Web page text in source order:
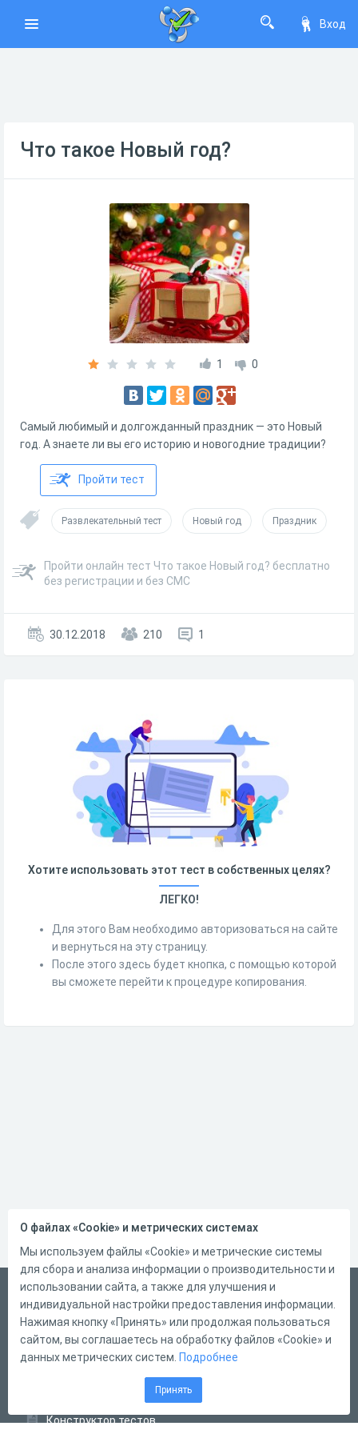
Вход
Что такое Новый год?
1 0
Самый любимый и долгожданный праздник — это Новый
год. А знаете ли вы его историю и новогодние традиции?
Пройти тест
Развлекательный тест Новый год Праздник
Пройти онлайн тест Что такое Новый год? бесплатно
без регистрации и без СМС
30.12.2018 210 1
Хотите использовать этот тест в собственных целях?
ЛЕГКО!
Для этого Вам необходимо авторизоваться на сайте
и вернуться на эту страницу.
После этого здесь будет кнопка, с помощью которой
вы сможете перейти к процедуре копирования.
Русский
Справка
Форма обратной связи
Конструктор тестов
О файлах «Cookie» и метрических системах
Мы используем файлы «Cookie» и метрические системы
для сбора и анализа информации о производительности и
использовании сайта, а также для улучшения и
индивидуальной настройки предоставления информации.
Нажимая кнопку «Принять» или продолжая пользоваться
сайтом, вы соглашаетесь на обработку файлов «Cookie» и
данных метрических систем. Подробнее
Принять